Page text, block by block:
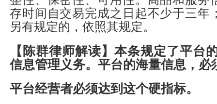
存时间自交易完成之日起不少于三年
另有规定的，依照其规定。
【陈群律师解读】 本条规定了平台
信息管理义务。平台的海量信息，必
平台经营者必须达到这个硬指标。